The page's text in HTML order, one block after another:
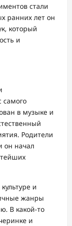
стали
ранних лет он
который
и
самого
в музыке и
Родители
он начал
и
жанры
В какой-то
и